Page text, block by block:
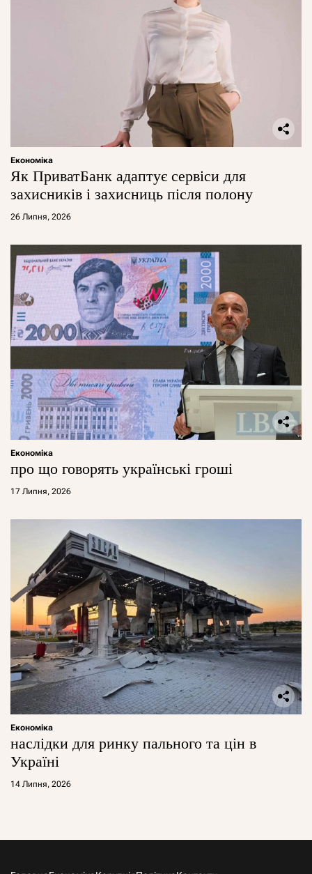
Економіка
Як ПриватБанк адаптує сервіси для
захисників і захисниць після полону
26 Липня, 2026
Економіка
про що говорять українські гроші
17 Липня, 2026
Економіка
наслідки для ринку пального та цін в
Україні
14 Липня, 2026